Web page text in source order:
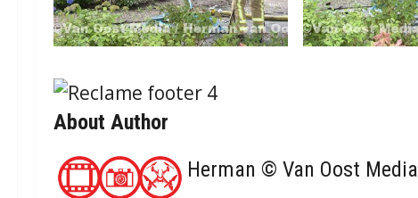
About Author
Herman © Van Oost Media